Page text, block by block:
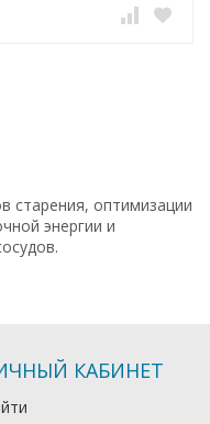
старения, оптимизации
энергии и
КАБИНЕТ